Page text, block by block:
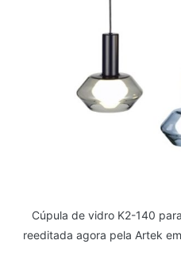
Cúpula de vidro K2-140
reeditada agora pela Artek